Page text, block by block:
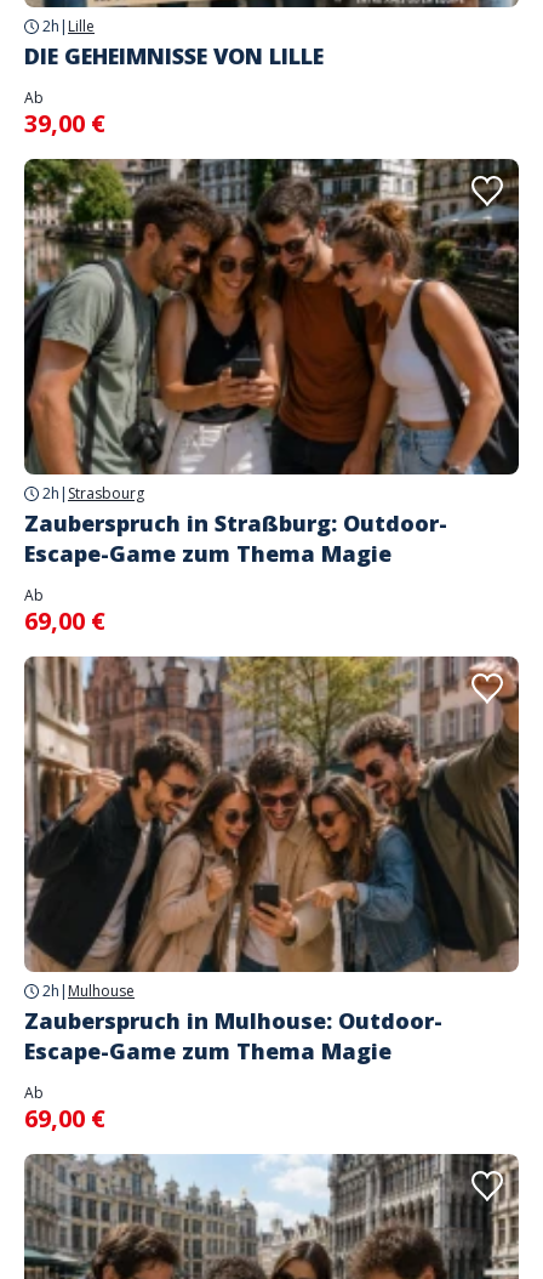
2h | Lille
DIE GEHEIMNISSE VON LILLE
Ab
39,00 €
2h | Strasbourg
Zauberspruch in Straßburg: Outdoor-
Escape-Game zum Thema Magie
Ab
69,00 €
2h | Mulhouse
Zauberspruch in Mulhouse: Outdoor-
Escape-Game zum Thema Magie
Ab
69,00 €